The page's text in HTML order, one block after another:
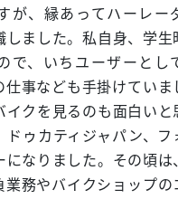
が、縁あってハーレー
しました。私自身、学生
で、いちユーザーとし
仕事なども手掛けていま
イクを見るのも面白いと
ドゥカティジャパン、フ
になりました。その頃は
業務やバイクショップの